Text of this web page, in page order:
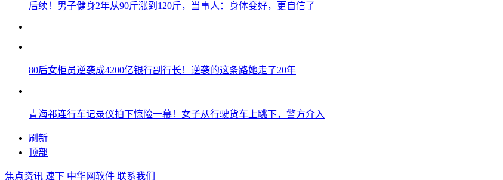
后续！男子健身2年从90斤涨到120斤，当事人：身体变好，更自信了
80后女柜员逆袭成4200亿银行副行长！逆袭的这条路她走了20年
青海祁连行车记录仪拍下惊险一幕！女子从行驶货车上跳下，警方介入
刷新
顶部
焦点资讯 速下 中华网软件 联系我们